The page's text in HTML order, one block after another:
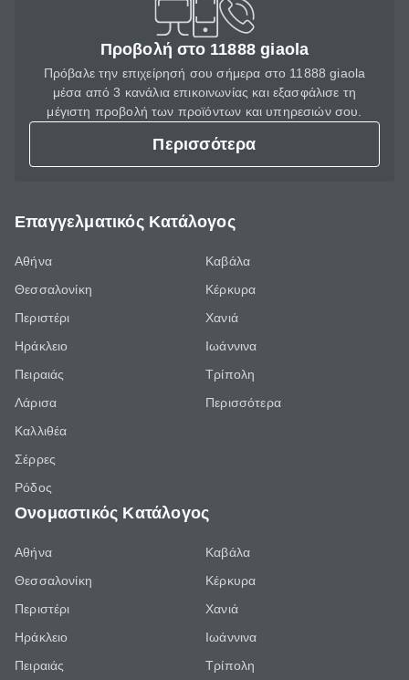
Προβολή στο 11888 giaola
Πρόβαλε την επιχείρησή σου σήμερα στο 11888 giaola
μέσα από 3 κανάλια επικοινωνίας και εξασφάλισε τη
μέγιστη προβολή των προϊόντων και υπηρεσιών σου.
Περισσότερα
Επαγγελματικός Κατάλογος
Αθήνα
Θεσσαλονίκη
Περιστέρι
Ηράκλειο
Πειραιάς
Λάρισα
Καλλιθέα
Σέρρες
Ρόδος
Καβάλα
Κέρκυρα
Χανιά
Ιωάννινα
Τρίπολη
Περισσότερα
Ονομαστικός Κατάλογος
Αθήνα
Θεσσαλονίκη
Περιστέρι
Ηράκλειο
Πειραιάς
Καβάλα
Κέρκυρα
Χανιά
Ιωάννινα
Τρίπολη